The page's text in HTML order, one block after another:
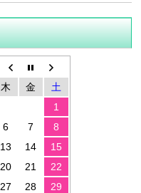
木 金
土
1
6 7
8
13 14
15
20 21
22
27 28
29